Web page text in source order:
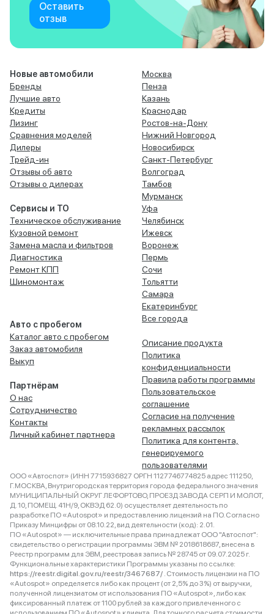
Оставить
отзыв
Новые автомобили
Бренды
Лучшие авто
Кредиты
Лизинг
Сравнения моделей
Дилеры
Трейд-ин
Отзывы об авто
Отзывы о дилерах
Сервисы и ТО
Техническое обслуживание
Кузовной ремонт
Замена масла и фильтров
Диагностика
Ремонт КПП
Шиномонтаж
Авто с пробегом
Каталог авто с пробегом
Заказ автомобиля
Выкуп
Партнёрам
О нас
Сотрудничество
Контакты
Личный кабинет партнера
Москва
Пенза
Казань
Краснодар
Ростов-на-Дону
Нижний Новгород
Новосибирск
Санкт-Петербург
Волгоград
Тамбов
Мурманск
Уфа
Челябинск
Ижевск
Воронеж
Пермь
Сочи
Тольятти
Самара
Екатеринбург
Все города
Описание продукта
Политика
конфиденциальности
Правила работы программы
Пользовательское
соглашение
Согласие на получение
рекламных рассылок
Политика для контента,
генерируемого
пользователями
ООО «Автоспот» (ИНН 7715936827 ОРГН 1127746774825 адрес 111250,
Г.МОСКВА, Внутригородская территория города федерального значения
МУНИЦИПАЛЬНЫЙ ОКРУГ ЛЕФОРТОВО, ПРОЕЗД ЗАВОДА СЕРП И МОЛОТ,
Д. 10, ПОМЕЩ. 41Н/9, ОКВЭД 62.0) осуществляет деятельность по
разработке ПО «Autospot» и предоставлению лицензий на ПО. Согласно
Приказу Минцифры от 08.10.22, вид деятельности (код): 2.01.
ПО «Autospot» — исключительные права принадлежат ООО "Автоспот":
свидетельство о регистрации программы ЭВМ № 2018618687, внесена в
Реестр программ для ЭВМ, реестровая запись № 28745 от 09.07.2025 г.
Функциональные характеристики Программы указаны по ссылке:
https://reestr.digital.gov.ru/reestr/3467687/ . Стоимость лицензии на ПО
«Autospot» определяется либо как процент (от 2,5% до 3%) от выручки,
полученной лицензиатом от использования ПО «Autospot», либо как
фиксированный платеж от 1100 рублей за каждого привлеченного с